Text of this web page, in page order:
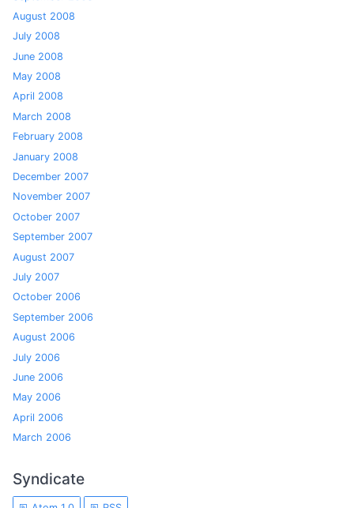
August 2008
July 2008
June 2008
May 2008
April 2008
March 2008
February 2008
January 2008
December 2007
November 2007
October 2007
September 2007
August 2007
July 2007
October 2006
September 2006
August 2006
July 2006
June 2006
May 2006
April 2006
March 2006
Syndicate